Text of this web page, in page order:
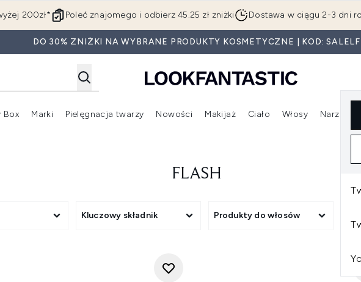
Przejdź do głównej treści
200zł* Poleć znajomego i odbierz 45.25 zł zniżki Dostawa w ciągu 2-3 dni
DO 30% ZNIŻKI NA WYBRANE PRODUKTY KOSMETYCZNE | KOD: SALELF
Box
Wejdź do podmenu (Beauty Box)
Marki
Wejdź do podmenu (Marki)
Pielęgnacja twarzy
Wejdź do podmenu (Pielęgnacja twarzy)
Nowości
Wejdź do podmenu (Nowości)
Makijaż
Wejdź do podmenu (Makijaż)
Ciało Włosy Narzędzia
FLASH
Kluczowy składnik Produkty do włosów